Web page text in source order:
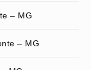
– MG
– MG